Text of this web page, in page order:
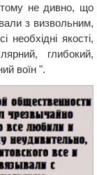
не дивно, що
з визвольним,
необхідні якості,
глибокий,
воїн ".